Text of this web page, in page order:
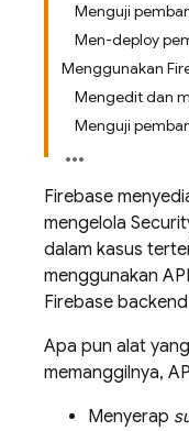
Menguji
Men-deploy
Menggunakan
Mengedit dan
Menguji
Firebase
mengelola
dalam kasus
menggunakan
Firebase
Apa pun alat
memanggilnya,
Menyerap